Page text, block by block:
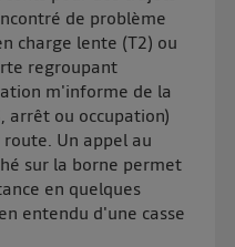
de problème
charge lente (T2) ou
regroupant
m'informe de la
arrêt ou occupation)
Un appel au
sur la borne permet
en quelques
entendu d'une casse
") ou via la page
ce site. Pour plus
la Politique
personnelles
.